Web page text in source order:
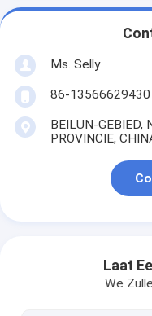
Ms. Selly
86-13566629430
BEILUN-GEBIED,
PROVINCIE,
Laat
We